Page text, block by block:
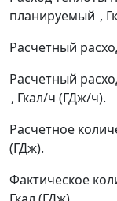
планируемый ,
Расчетный
Расчетный
, Гкал/ч (ГДж/ч).
Расчетное
(ГДж).
Фактическое